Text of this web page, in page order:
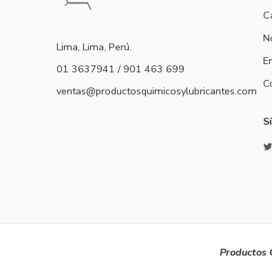
Lima, Lima, Perú.
01 3637941 / 901 463 699
ventas@productosquimicosylubricantes.com
Productos